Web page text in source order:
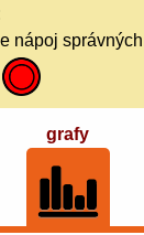
nápoj
grafy